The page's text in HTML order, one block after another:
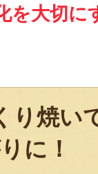
を大切に
り焼い
に！